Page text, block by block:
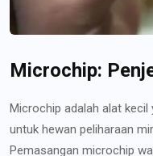
Microchip:
Microchip adalah alat
untuk hewan peliharaan
Pemasangan microchip